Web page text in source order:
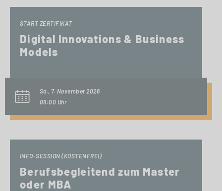
START ZERTIFIKAT
Digital Innovations & Business
Models
Sa., 7. November 2026
09:00 Uhr
INFO-SESSION (KOSTENFREI)
Berufsbegleitend zum Master
oder MBA